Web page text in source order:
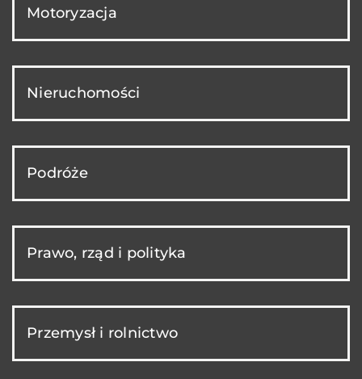
Motoryzacja
Nieruchomości
Podróże
Prawo, rząd i polityka
Przemysł i rolnictwo